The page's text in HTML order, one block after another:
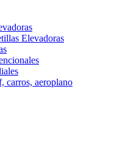
Elevadoras
carros, aeroplano